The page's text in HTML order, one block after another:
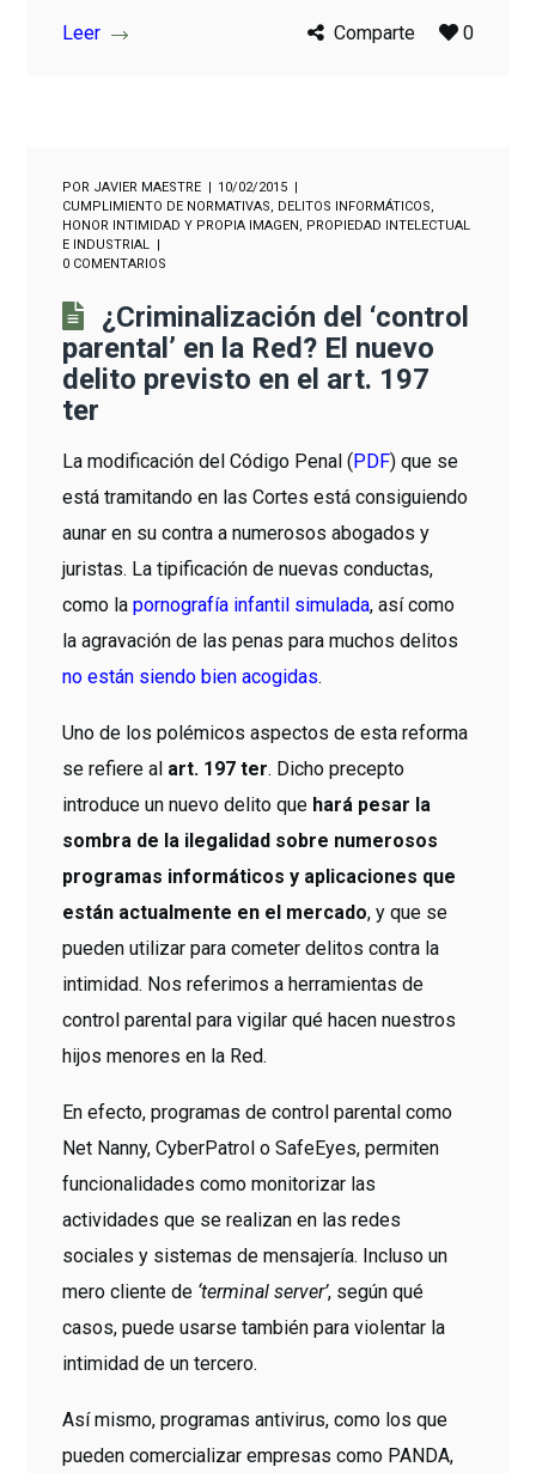
Leer Comparte 0
POR JAVIER MAESTRE
10/02/2015
CUMPLIMIENTO DE NORMATIVAS, DELITOS INFORMÁTICOS,
HONOR INTIMIDAD Y PROPIA IMAGEN , PROPIEDAD INTELECTUAL
E INDUSTRIAL
0 COMENTARIOS
¿Criminalización del ‘control
parental’ en la Red? El nuevo
delito previsto en el art. 197
ter
La modificación del Código Penal ( PDF) que se
está tramitando en las Cortes está consiguiendo
aunar en su contra a numerosos abogados y
juristas. La tipificación de nuevas conductas,
como lapornografía infantil simulada, así como
la agravación de las penas para muchos delitos
no están siendo bien acogidas.
Uno de los polémicos aspectos de esta reforma
se refiere al art. 197 ter. Dicho precepto
introduce un nuevo delito que hará pesar la
sombra de la ilegalidad sobre numerosos
programas informáticos y aplicaciones que
están actualmente en el mercado, y que se
pueden utilizar para cometer delitos contra la
intimidad. Nos referimos a herramientas de
control parental para vigilar qué hacen nuestros
hijos menores en la Red.
En efecto, programas de control parental como
Net Nanny, CyberPatrol o SafeEyes, permiten
funcionalidades como monitorizar las
actividades que se realizan en las redes
sociales y sistemas de mensajería. Incluso un
mero cliente de ‘terminal server’, según qué
casos, puede usarse también para violentar la
intimidad de un tercero.
Así mismo, programas antivirus, como los que
pueden comercializar empresas como PANDA,